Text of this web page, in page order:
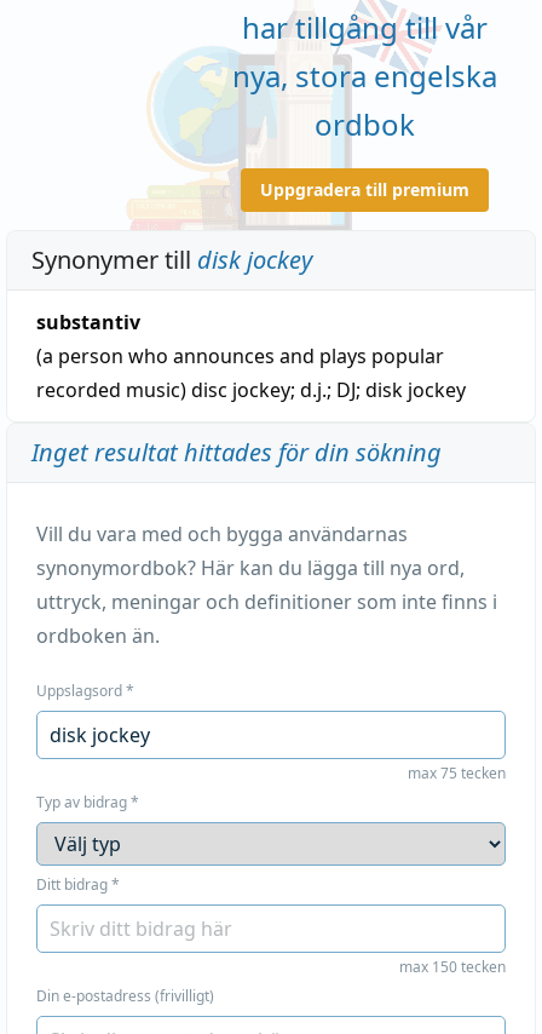
har tillgång till vår
nya, stora engelska
ordbok
Uppgradera till premium
Synonymer till disk jockey
substantiv
(a person who announces and plays popular
recorded music)disc jockey; d.j.; DJ; disk jockey
Inget resultat hittades för din sökning
Vill du vara med och bygga användarnas
synonymordbok? Här kan du lägga till nya ord,
uttryck, meningar och definitioner som inte finns i
ordboken än.
Uppslagsord*
max 75 tecken
Typ av bidrag*
Ditt bidrag*
max 150 tecken
Din e-postadress (frivilligt)